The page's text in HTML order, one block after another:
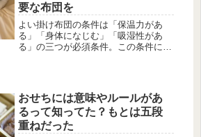
要な布団を
よい掛け布団の条件は「保温力があ
る」「身体になじむ」「吸湿性があ
る」の三つが必須条件。この条件に一
解説。体温を逃さず一定に保てる保温
力があり、重すぎず寝返りや身体の動
きに添うしなやかさがあって、汗を素
早く吸い取ってくれるものです。
おせちには意味やルールがあ
るって知ってた？もとは五段
重ねだった